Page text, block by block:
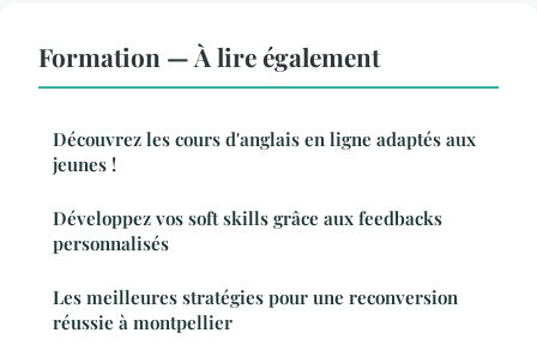
Formation — À lire également
Découvrez les cours d'anglais en ligne adaptés aux
jeunes !
Développez vos soft skills grâce aux feedbacks
personnalisés
Les meilleures stratégies pour une reconversion
réussie à montpellier